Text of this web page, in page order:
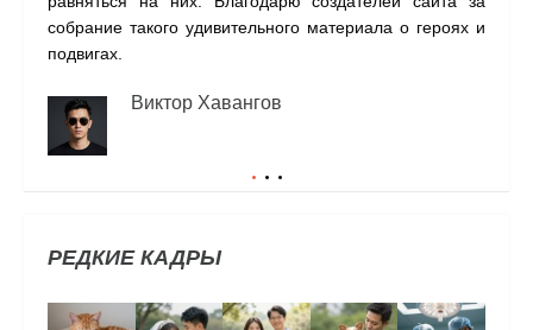
собрание такого удивительного материала о героях и
подвигах.
Виктор Хавангов
РЕДКИЕ КАДРЫ